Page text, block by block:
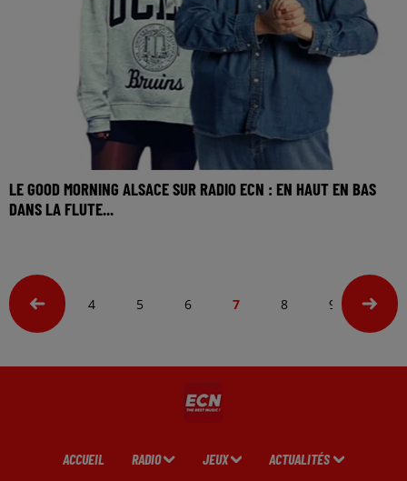
LE GOOD MORNING ALSACE SUR RADIO ECN : EN HAUT EN BAS
DANS LA FLUTE...
4 5 6 7 8 9
ACCUEIL RADIO JEUX ACTUALITÉS